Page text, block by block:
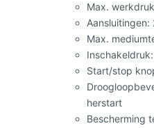
Max.
Max.
Start/stop
herstart
Bescherming